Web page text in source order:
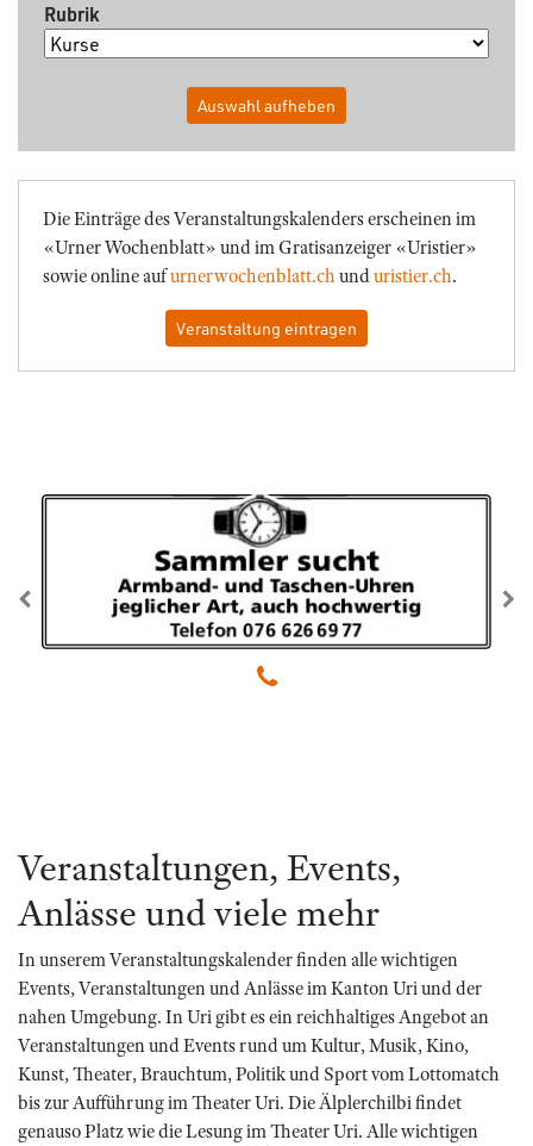
Rubrik
Auswahl aufheben
Die Einträge des Veranstaltungskalenders erscheinen im
«Urner Wochenblatt» und im Gratisanzeiger «Uristier»
sowie online aufurnerwochenblatt.ch unduristier.ch.
Veranstaltung eintragen
zurück
Veranstaltungen, Events,
Anlässe und viele mehr
In unserem Veranstaltungskalender finden alle wichtigen
Events, Veranstaltungen und Anlässe im Kanton Uri und der
nahen Umgebung. In Uri gibt es ein reichhaltiges Angebot an
Veranstaltungen und Events rund um Kultur, Musik, Kino,
Kunst, Theater, Brauchtum, Politik und Sport vom Lottomatch
bis zur Aufführung im Theater Uri. Die Älplerchilbi findet
genauso Platz wie die Lesung im Theater Uri. Alle wichtigen